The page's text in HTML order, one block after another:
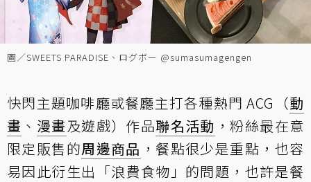
圖／SWEETS PARADISE、ログボー @sumasumagengen
快閃主題咖啡廳或餐廳主打各種熱門 ACG（動
畫 、 漫畫及遊戲）作品聯名活動 ，粉絲最在意
限定販售的周邊商品 ，餐點很少是重點，也容
易因此衍生出「浪費食物」的問題，也許是餐